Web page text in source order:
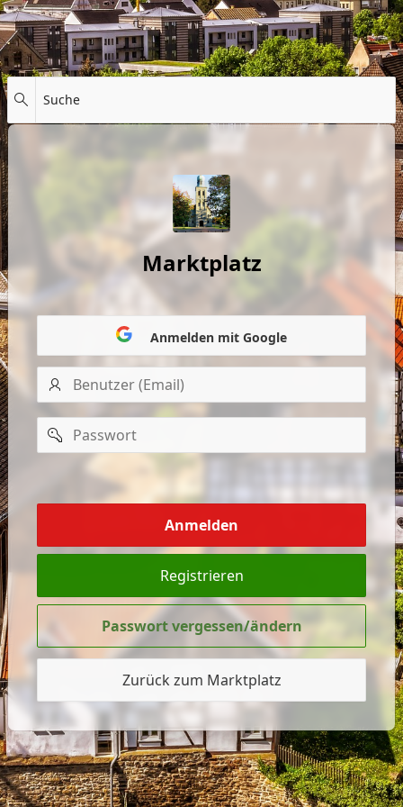
Suche
Marktplatz
Anmelden mit Google
Benutzer
(Email)
Passwort
Anmelden
Registrieren
Passwort vergessen/ändern
Zurück zum Marktplatz